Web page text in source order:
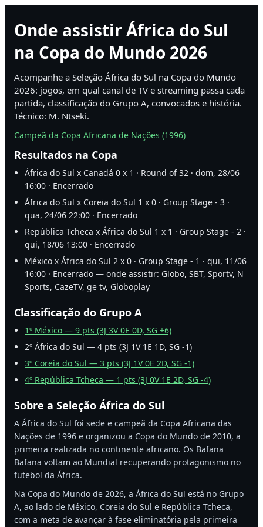
Onde assistir África do Sul
na Copa do Mundo 2026
Acompanhe a Seleção África do Sul na Copa do Mundo
2026: jogos, em qual canal de TV e streaming passa cada
partida, classificação do Grupo A, convocados e história.
Técnico: M. Ntseki.
Campeã da Copa Africana de Nações (1996)
Resultados na Copa
África do Sul x Canadá 0 x 1 · Round of 32 · dom, 28/06
16:00 · Encerrado
África do Sul x Coreia do Sul 1 x 0 · Group Stage - 3 ·
qua, 24/06 22:00 · Encerrado
República Tcheca x África do Sul 1 x 1 · Group Stage - 2 ·
qui, 18/06 13:00 · Encerrado
México x África do Sul 2 x 0 · Group Stage - 1 · qui, 11/06
16:00 · Encerrado — onde assistir: Globo, SBT, Sportv, N
Sports, CazeTV, ge tv, Globoplay
Classificação do Grupo A
1º México — 9 pts (3J 3V 0E 0D, SG +6)
2º África do Sul — 4 pts (3J 1V 1E 1D, SG -1)
3º Coreia do Sul — 3 pts (3J 1V 0E 2D, SG -1)
4º República Tcheca — 1 pts (3J 0V 1E 2D, SG -4)
Sobre a Seleção África do Sul
A África do Sul foi sede e campeã da Copa Africana das
Nações de 1996 e organizou a Copa do Mundo de 2010, a
primeira realizada no continente africano. Os Bafana
Bafana voltam ao Mundial recuperando protagonismo no
futebol da África.
Na Copa do Mundo de 2026, a África do Sul está no Grupo
A, ao lado de México, Coreia do Sul e República Tcheca,
com a meta de avançar à fase eliminatória pela primeira